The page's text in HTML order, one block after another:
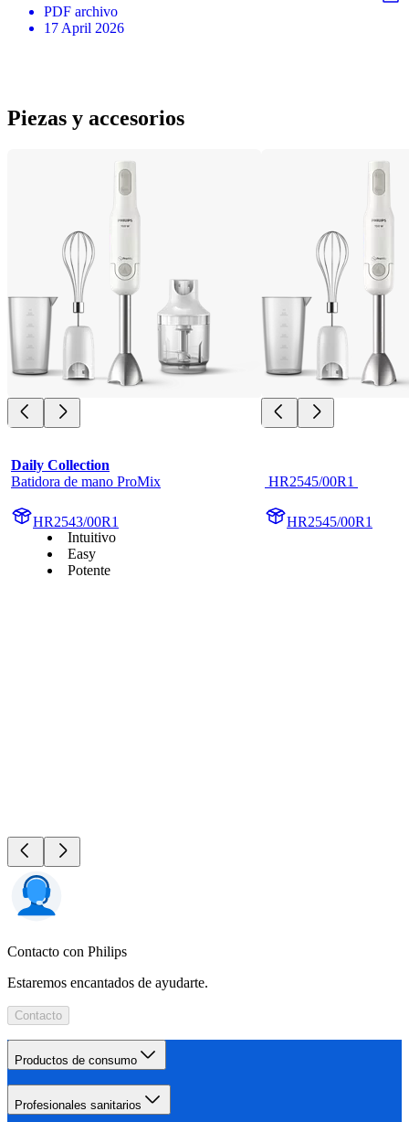
PDF archivo
17 April 2026
Piezas y accesorios
Daily Collection
Batidora de mano ProMix
HR2543/00R1
Intuitivo
Easy
Potente
HR2545/00R1
HR2545/00R1
Contacto con Philips
Estaremos encantados de ayudarte.
Contacto
Productos de consumo
Profesionales sanitarios